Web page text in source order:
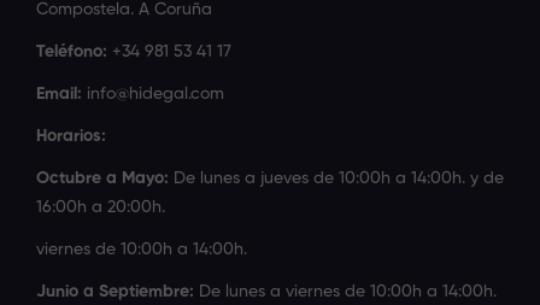
Compostela. A Coruña
Teléfono: +34 981 53 41 17
Email: info@hidegal.com
Horarios:
Octubre a Mayo: De lunes a jueves de 10:00h a 14:00h. y de
16:00h a 20:00h.
viernes de 10:00h a 14:00h.
Junio a Septiembre: De lunes a viernes de 10:00h a 14:00h.